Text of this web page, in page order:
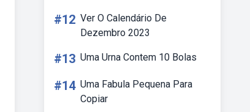
#12 Ver O Calendário De
Dezembro 2023
#13 Uma Urna Contem 10 Bolas
#14 Uma Fabula Pequena Para
Copiar